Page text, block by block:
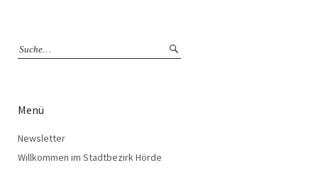
Menü
Newsletter
Willkommen im Stadtbezirk Hörde